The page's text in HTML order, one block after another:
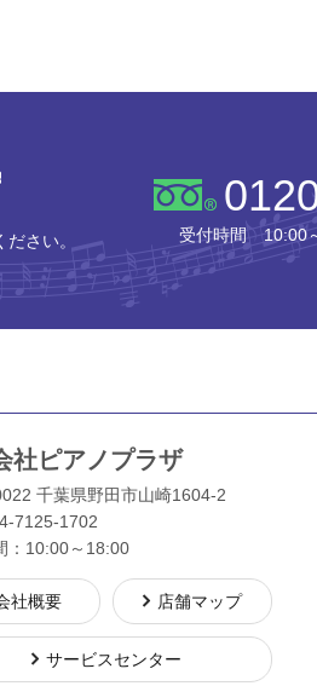
株式会社ピアノプラザ
さい。 受付時間 10:00
社ピアノプラザ
千葉県野田市山崎1604-2
7125-1702
：10:00～18:00
社概要 店舗マップ
サービスセンター